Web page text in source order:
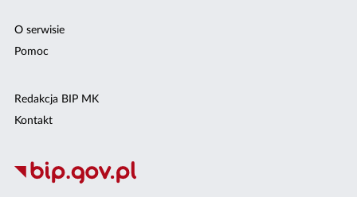
O serwisie
Pomoc
Redakcja BIP MK
Kontakt